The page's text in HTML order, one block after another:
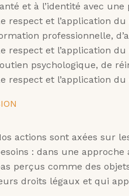
et à l’identité avec
respect et l’application
professionnelle,
respect et l’application
psychologique, de
respect et l’application
actions sont axées sur
: dans une
perçus comme des
droits légaux et qui